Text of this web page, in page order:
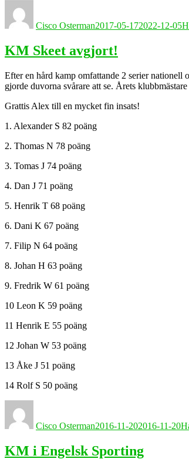
Cisco Osterman2017-05-172022-12-05
KM Skeet avgjort!
Efter en hård kamp omfattande 2 serier
gjorde duvorna svårare att se. Årets
Grattis Alex till en mycket fin insats!
1. Alexander S 82 poäng
2. Thomas N 78 poäng
3. Tomas J 74 poäng
4. Dan J 71 poäng
5. Henrik T 68 poäng
6. Dani K 67 poäng
7. Filip N 64 poäng
8. Johan H 63 poäng
9. Fredrik W 61 poäng
10 Leon K 59 poäng
11 Henrik E 55 poäng
12 Johan W 53 poäng
13 Åke J 51 poäng
14 Rolf S 50 poäng
Cisco Osterman2016-11-202016-11-20
KM i Engelsk Sporting